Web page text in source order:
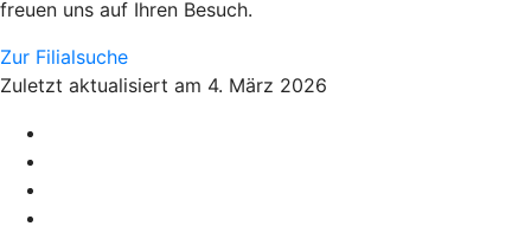
freuen uns auf Ihren Besuch.
Zur Filialsuche
Zuletzt aktualisiert am 4. März 2026